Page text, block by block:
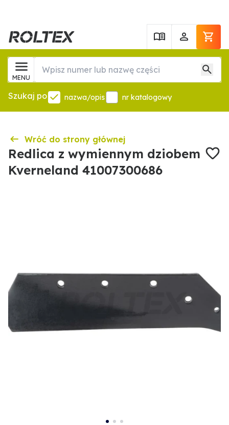
MENU
Szukaj po nazwa/opis nr katalogowy
Wróć do strony głównej
Redlica z wymiennym dziobem
Kverneland 41007300686